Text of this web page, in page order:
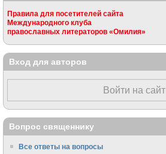
Правила для посетителей сайта
Международного клуба
православных литераторов «Омилия»
Вход для авторов
Войти на сайт
Вопрос священнику
Все ответы на вопросы